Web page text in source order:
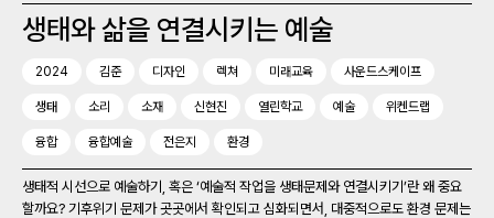
생태와 삶을 연결시키는 예술
2024 김준 디자인 렉쳐 미래교육 사운드스케이프
생태 소리 소재 신현진 열린학교 예술 위켄드랩
융합 융합예술 전은지 환경
생태적 시선으로 예술하기, 혹은 ‘예술적 작업을 생태문제와 연결시키기’란 왜 중요
할까요? 기후위기 문제가 곳곳에서 확인되고 심화되면서, 대중적으로도 환경 문제는